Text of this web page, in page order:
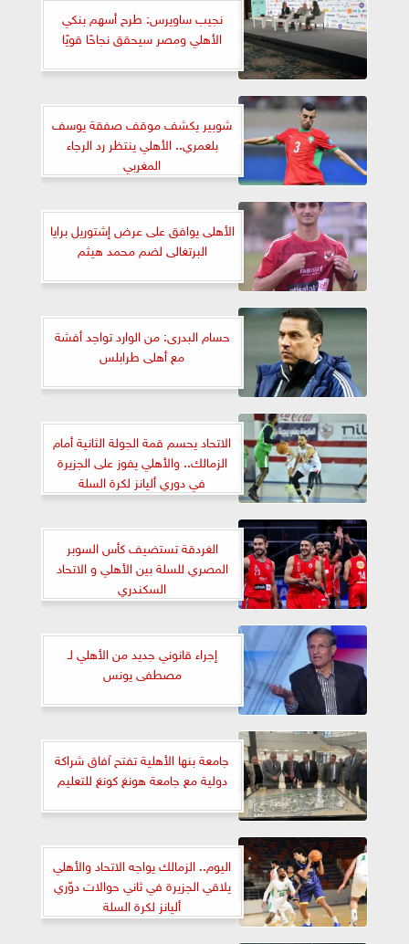
نجيب ساويرس: طرح أسهم بنكي
الأهلي ومصر سيحقق نجاحًا قويًا
شوبير يكشف موقف صفقة يوسف
بلعمري.. الأهلي ينتظر رد الرجاء
المغربي
الأهلى يوافق على عرض إشتوريل برايا
البرتغالى لضم محمد هيثم
حسام البدرى: من الوارد تواجد أفشة
مع أهلى طرابلس
الاتحاد يحسم قمة الجولة الثانية أمام
الزمالك.. والأهلي يفوز على الجزيرة
في دوري أليانز لكرة السلة
الغردقة تستضيف كأس السوبر
المصري للسلة بين الأهلي و الاتحاد
السكندري
إجراء قانوني جديد من الأهلي لـ
مصطفى يونس
جامعة بنها الأهلية تفتح آفاق شراكة
دولية مع جامعة هونغ كونغ للتعليم
اليوم.. الزمالك يواجه الاتحاد والأهلي
يلاقي الجزيرة في ثاني حوالات دوّري
أليانز لكرة السلة